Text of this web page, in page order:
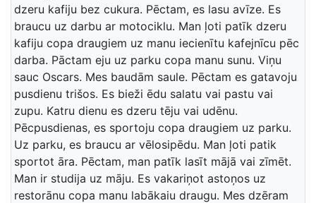
dzeru kafiju bez cukura. Pēctam, es lasu avīze. Es
braucu uz darbu ar motociklu. Man ļoti patīk dzeru
kafiju copa draugiem uz manu iecienītu kafejnīcu pēc
darba. Pāctam eju uz parku copa manu sunu. Viņu
sauc Oscars. Mes baudām saule. Pēctam es gatavoju
pusdienu trišos. Es bieži ēdu salatu vai pastu vai
zupu. Katru dienu es dzeru tēju vai udēnu.
Pēcpusdienas, es sportoju copa draugiem uz parku.
Uz parku, es braucu ar vēlosipēdu. Man ļoti patik
sportot āra. Pēctam, man patīk lasīt mājā vai zīmēt.
Man ir studija uz māju. Es vakariņot astoņos uz
restorānu copa manu labākaiu draugu. Mes dzēram